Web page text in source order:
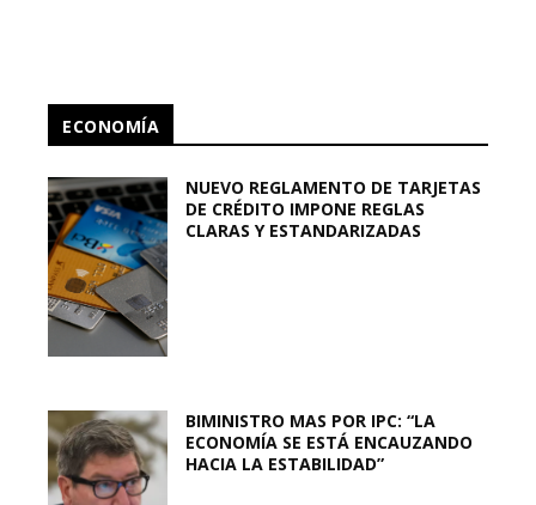
ECONOMÍA
NUEVO REGLAMENTO DE TARJETAS
DE CRÉDITO IMPONE REGLAS
CLARAS Y ESTANDARIZADAS
BIMINISTRO MAS POR IPC: “LA
ECONOMÍA SE ESTÁ ENCAUZANDO
HACIA LA ESTABILIDAD”